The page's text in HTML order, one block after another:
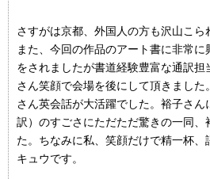
さすがは京都、外国人の方も沢山こら
また、今回の作品のアート書に非常
をされましたが書道経験豊富な通訳
さん笑顔で会場を後にして頂きまし
さん英会話が大活躍でした。裕子さん
訳）のすごさにただただ驚きの一同、
た。ちなみに私、笑顔だけで精一杯
キュウです。